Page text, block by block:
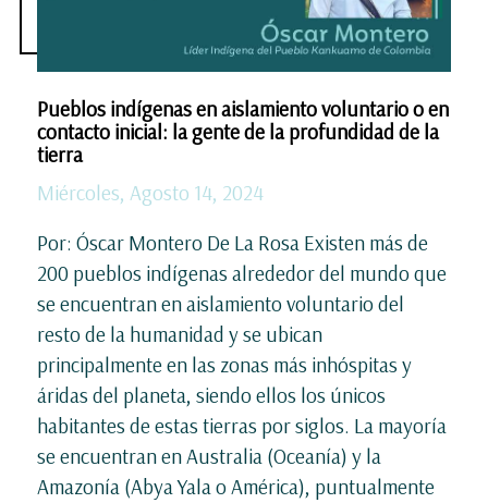
Pueblos indígenas en aislamiento voluntario o en
contacto inicial: la gente de la profundidad de la
tierra
Miércoles, Agosto 14, 2024
Por: Óscar Montero De La Rosa Existen más de
200 pueblos indígenas alrededor del mundo que
se encuentran en aislamiento voluntario del
resto de la humanidad y se ubican
principalmente en las zonas más inhóspitas y
áridas del planeta, siendo ellos los únicos
habitantes de estas tierras por siglos. La mayoría
se encuentran en Australia (Oceanía) y la
Amazonía (Abya Yala o América), puntualmente